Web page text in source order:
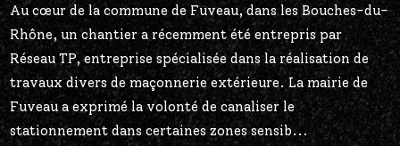
Au cœur de la commune de Fuveau, dans les Bouches-du-
Rhône, un chantier a récemment été entrepris par
Réseau TP, entreprise spécialisée dans la réalisation de
travaux divers de maçonnerie extérieure. La mairie de
Fuveau a exprimé la volonté de canaliser le
stationnement dans certaines zones sensib...